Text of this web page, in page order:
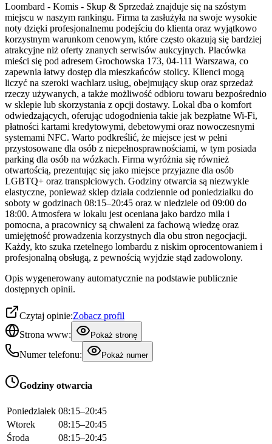
Loombard - Komis - Skup & Sprzedaż znajduje się na szóstym
miejscu w naszym rankingu. Firma ta zasłużyła na swoje wysokie
noty dzięki profesjonalnemu podejściu do klienta oraz wyjątkowo
korzystnym warunkom cenowym, które często okazują się bardziej
atrakcyjne niż oferty znanych serwisów aukcyjnych. Placówka
mieści się pod adresem Grochowska 173, 04-111 Warszawa, co
zapewnia łatwy dostęp dla mieszkańców stolicy. Klienci mogą
liczyć na szeroki wachlarz usług, obejmujący skup oraz sprzedaż
rzeczy używanych, a także możliwość odbioru towaru bezpośrednio
w sklepie lub skorzystania z opcji dostawy. Lokal dba o komfort
odwiedzających, oferując udogodnienia takie jak bezpłatne Wi-Fi,
płatności kartami kredytowymi, debetowymi oraz nowoczesnymi
systemami NFC. Warto podkreślić, że miejsce jest w pełni
przystosowane dla osób z niepełnosprawnościami, w tym posiada
parking dla osób na wózkach. Firma wyróżnia się również
otwartością, prezentując się jako miejsce przyjazne dla osób
LGBTQ+ oraz transpłciowych. Godziny otwarcia są niezwykle
elastyczne, ponieważ sklep działa codziennie od poniedziałku do
soboty w godzinach 08:15–20:45 oraz w niedziele od 09:00 do
18:00. Atmosfera w lokalu jest oceniana jako bardzo miła i
pomocna, a pracownicy są chwaleni za fachową wiedzę oraz
umiejętność prowadzenia korzystnych dla obu stron negocjacji.
Każdy, kto szuka rzetelnego lombardu z niskim oprocentowaniem i
profesjonalną obsługą, z pewnością wyjdzie stąd zadowolony.
Opis wygenerowany automatycznie na podstawie publicznie
dostępnych opinii.
Czytaj opinie:Zobacz profil
Strona www:
Pokaż stronę
Numer telefonu: Pokaż numer
Godziny otwarcia
Poniedziałek 08:15–20:45
Wtorek
08:15–20:45
Środa
08:15–20:45